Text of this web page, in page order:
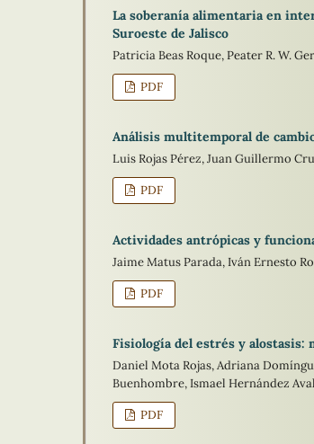
La soberanía alimentaria en
Suroeste de Jalisco
Patricia Beas Roque, Peater R. W.
PDF
Análisis multitemporal de
Luis Rojas Pérez, Juan Guillermo
PDF
Actividades antrópicas y
Jaime Matus Parada, Iván Ernesto
PDF
Fisiología del estrés y alostasis:
Daniel Mota Rojas, Adriana
Buenhombre, Ismael Hernández
PDF